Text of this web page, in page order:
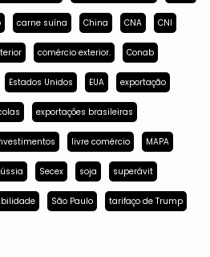
carne suína China CNA CNI
comércio exterior. Conab
Estados Unidos EUA exportação
exportações brasileiras
livre comércio MAPA
Secex soja superávit
São Paulo tarifaço de Trump